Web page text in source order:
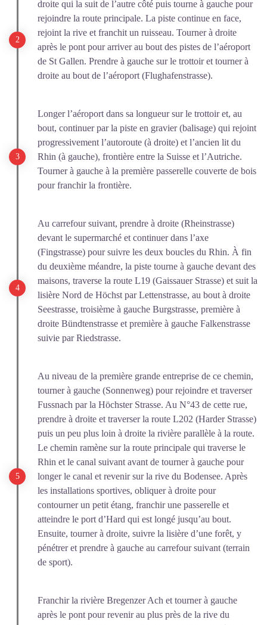
droite qui la suit de l’autre côté puis tourne à gauche pour
rejoindre la route principale. La piste continue en face,
rejoint la rive et franchit un ruisseau. Tourner à droite
après le pont pour arriver au bout des pistes de l’aéroport
de St Gallen. Prendre à gauche sur le trottoir et tourner à
droite au bout de l’aéroport (Flughafenstrasse).
Longer l’aéroport dans sa longueur sur le trottoir et, au
bout, continuer par la piste en gravier (balisage) qui rejoint
progressivement l’autoroute (à droite) et l’ancien lit du
Rhin (à gauche), frontière entre la Suisse et l’Autriche.
Tourner à gauche à la première passerelle couverte de bois
pour franchir la frontière.
Au carrefour suivant, prendre à droite (Rheinstrasse)
devant le supermarché et continuer dans l’axe
(Fingstrasse) pour suivre les deux boucles du Rhin. À fin
du deuxième méandre, la piste tourne à gauche devant des
maisons, traverse la route L19 (Gaissauer Strasse) et suit la
lisière Nord de Höchst par Lettenstrasse, au bout à droite
Seestrasse, troisième à gauche Burgstrasse, première à
droite Bündtenstrasse et première à gauche Falkenstrasse
suivie par Riedstrasse.
Au niveau de la première grande entreprise de ce chemin,
tourner à gauche (Sonnenweg) pour rejoindre et traverser
Fussnach par la Höchster Strasse. Au N°43 de cette rue,
prendre à droite et traverser la route L202 (Harder Strasse)
puis un peu plus loin à droite la rivière parallèle à la route.
Le chemin ramène sur la route principale qui traverse le
Rhin et le canal suivant avant de tourner à gauche pour
longer le canal et revenir sur la rive du Bodensee. Après
les installations sportives, obliquer à droite pour
contourner un petit étang, franchir une passerelle et
atteindre le port d’Hard qui est longé jusqu’au bout.
Ensuite, tourner à droite, suivre la lisière d’une forêt, y
pénétrer et prendre à gauche au carrefour suivant (terrain
de sport).
Franchir la rivière Bregenzer Ach et tourner à gauche
après le pont pour revenir au plus près de la rive du